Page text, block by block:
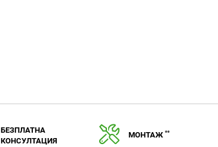
БЕЗПЛАТНА
КОНСУЛТАЦИЯ
МОНТАЖ **